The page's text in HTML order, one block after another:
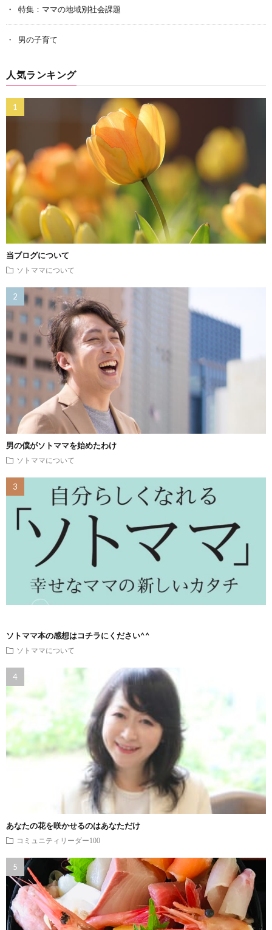
特集：ママの地域別社会課題
男の子育て
人気ランキング
当ブログについて
ソトママについて
男の僕がソトママを始めたわけ
ソトママについて
ソトママ本の感想はコチラにください^^
ソトママについて
あなたの花を咲かせるのはあなただけ
コミュニティリーダー100